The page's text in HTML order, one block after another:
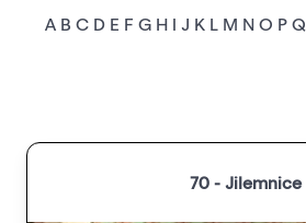
A B C D E F G H I J K L M N O P Q
70 - Jilemnice